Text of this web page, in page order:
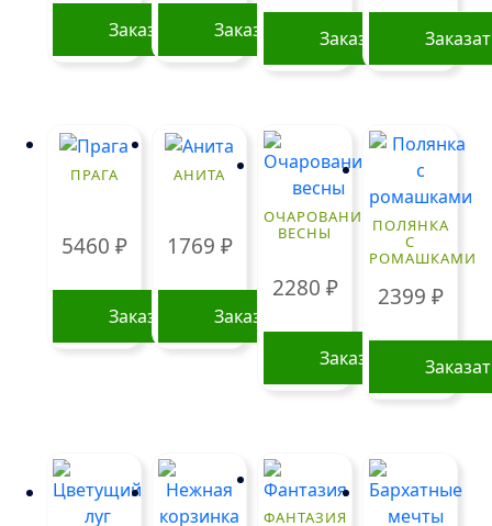
странице
товара.
Заказать Заказать Заказать
ПРАГА
5460 ₽
Заказать
АНИТА
1769 ₽
Заказать
ОЧАРОВАНИЕ
ВЕСНЫ
2280 ₽
Заказать
ПОЛЯНКА
С
РОМАШКАМИ
2399 ₽
ФАНТАЗИЯ